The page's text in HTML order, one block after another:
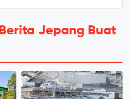
Jepang Buat